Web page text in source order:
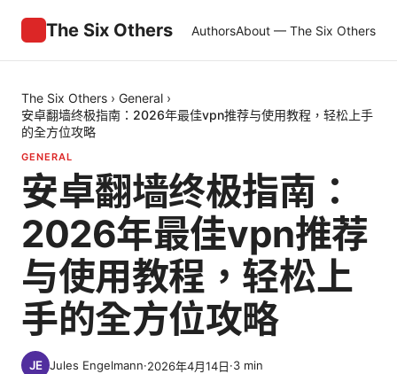
The Six Others AuthorsAbout — The Six Others
The Six Others › General ›
安卓翻墙终极指南：2026年最佳vpn推荐与使用教程，轻松上手
的全方位攻略
GENERAL
安卓翻墙终极指南：
2026年最佳vpn推荐
与使用教程，轻松上
手的全方位攻略
Jules Engelmann·2026年4月14日·3 min